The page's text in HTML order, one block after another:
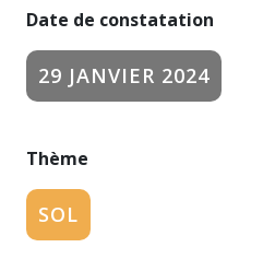
Date de constatation
29 JANVIER 2024
Thème
SOL